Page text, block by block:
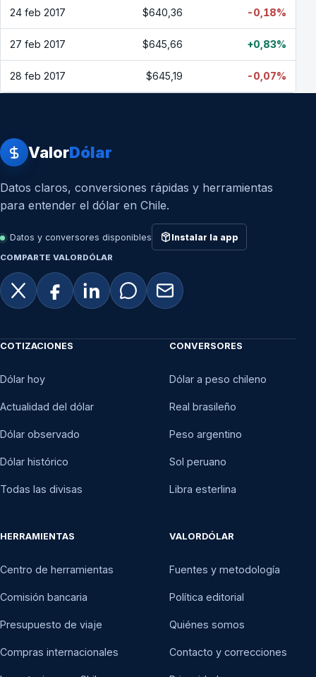
24 feb 2017 $640,36 -0,18%
27 feb 2017 $645,66 +0,83%
28 feb 2017 $645,19 -0,07%
ValorDólar
Datos claros, conversiones rápidas y herramientas
para entender el dólar en Chile.
Datos y conversores disponibles Instalar la app
COMPARTE VALORDÓLAR
COTIZACIONES
Dólar hoy
Actualidad del dólar
Dólar observado
Dólar histórico
Todas las divisas
CONVERSORES
Dólar a peso chileno
Real brasileño
Peso argentino
Sol peruano
Libra esterlina
HERRAMIENTAS
Centro de herramientas
Comisión bancaria
Presupuesto de viaje
Compras internacionales
VALORDÓLAR
Fuentes y metodología
Política editorial
Quiénes somos
Contacto y correcciones